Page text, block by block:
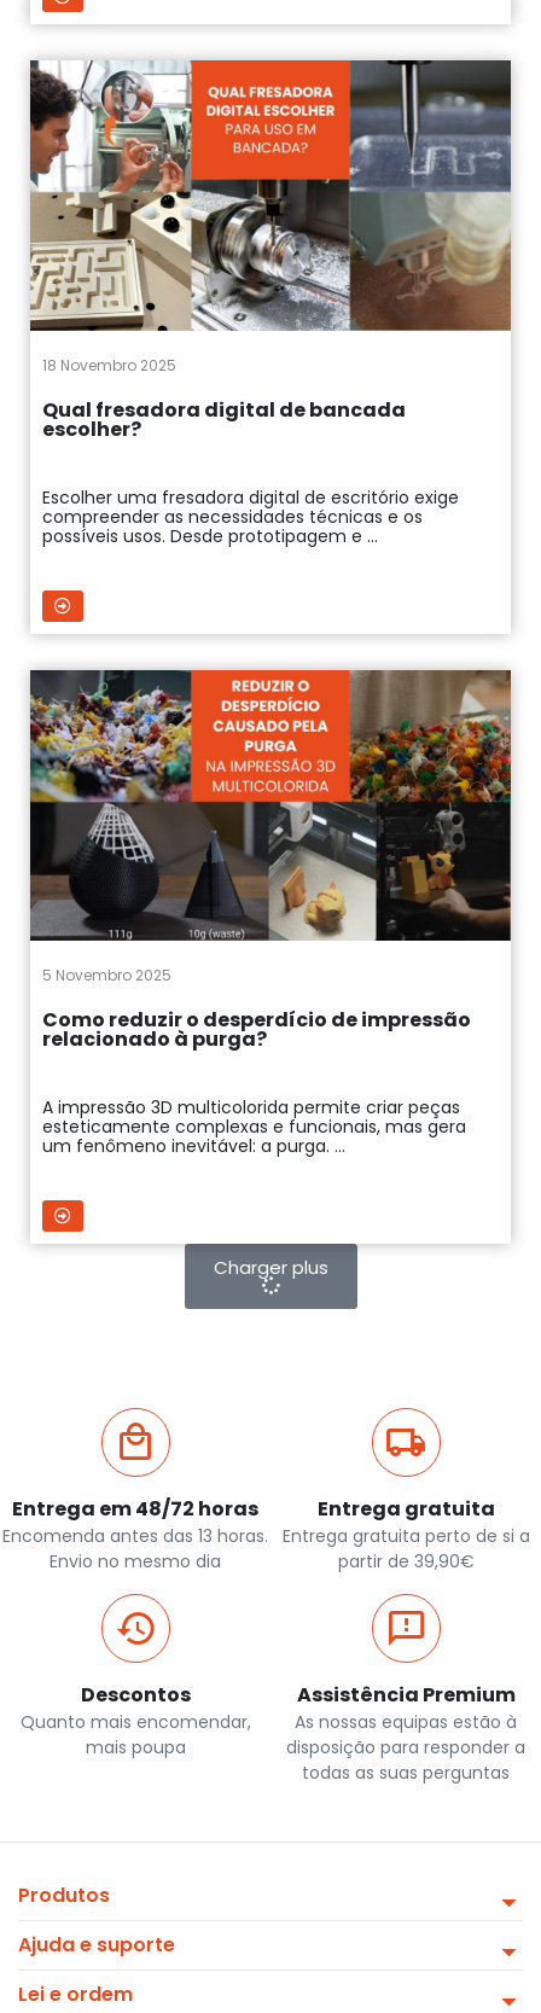
18 Novembro 2025
Qual fresadora digital de bancada
escolher?
Escolher uma fresadora digital de escritório exige
compreender as necessidades técnicas e os
possíveis usos. Desde prototipagem e ...
5 Novembro 2025
Como reduzir o desperdício de impressão
relacionado à purga?
A impressão 3D multicolorida permite criar peças
esteticamente complexas e funcionais, mas gera
um fenômeno inevitável: a purga. ...
Charger plus
Entrega em 48/72 horas
Encomenda antes das 13 horas.
Envio no mesmo dia
Entrega gratuita
Entrega gratuita perto de si a
partir de 39,90€
Descontos
Quanto mais encomendar,
mais poupa
Assistência Premium
As nossas equipas estão à
disposição para responder a
todas as suas perguntas
Produtos
Ajuda e suporte
Lei e ordem